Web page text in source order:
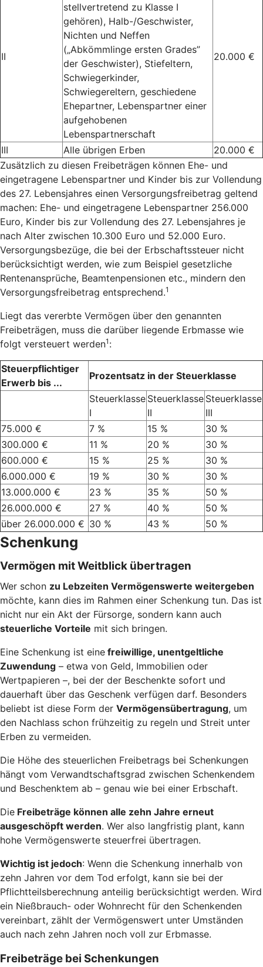
II
stellvertretend zu Klasse I
gehören), Halb-/Geschwister,
Nichten und Neffen
(„Abkömmlinge ersten Grades”
der Geschwister), Stiefeltern,
Schwiegerkinder,
Schwiegereltern, geschiedene
Ehepartner, Lebenspartner einer
aufgehobenen
Lebenspartnerschaft
20.000 €
III Alle übrigen Erben
20.000 €
Zusätzlich zu diesen Freibeträgen können Ehe- und
eingetragene Lebenspartner und Kinder bis zur Vollendung
des 27. Lebensjahres einen Versorgungsfreibetrag geltend
machen: Ehe- und eingetragene Lebenspartner 256.000
Euro, Kinder bis zur Vollendung des 27. Lebensjahres je
nach Alter zwischen 10.300 Euro und 52.000 Euro.
Versorgungsbezüge, die bei der Erbschaftssteuer nicht
berücksichtigt werden, wie zum Beispiel gesetzliche
Rentenansprüche, Beamtenpensionen etc., mindern den
Versorgungsfreibetrag entsprechend.1
Liegt das vererbte Vermögen über den genannten
Freibeträgen, muss die darüber liegende Erbmasse wie
folgt versteuert werden1 :
Steuerpflichtiger
Erwerb bis ...
Prozentsatz in der Steuerklasse
Steuerklasse
I
Steuerklasse
II
Steuerklasse
III
75.000 €
7 % 15 %
30 %
300.000 €
11 % 20 %
30 %
600.000 €
15 % 25 %
30 %
6.000.000 €
19 % 30 %
30 %
13.000.000 €
23 % 35 %
50 %
26.000.000 €
27 % 40 %
50 %
über 26.000.000 € 30 % 43 % 50 %
Schenkung
Vermögen mit Weitblick übertragen
Wer schon zu Lebzeiten Vermögenswerte weitergeben
möchte, kann dies im Rahmen einer Schenkung tun. Das ist
nicht nur ein Akt der Fürsorge, sondern kann auch
steuerliche Vorteile mit sich bringen.
Eine Schenkung ist eine freiwillige, unentgeltliche
Zuwendung – etwa von Geld, Immobilien oder
Wertpapieren –, bei der der Beschenkte sofort und
dauerhaft über das Geschenk verfügen darf. Besonders
beliebt ist diese Form der Vermögensübertragung, um
den Nachlass schon frühzeitig zu regeln und Streit unter
Erben zu vermeiden.
Die Höhe des steuerlichen Freibetrags bei Schenkungen
hängt vom Verwandtschaftsgrad zwischen Schenkendem
und Beschenktem ab – genau wie bei einer Erbschaft.
Die Freibeträge können alle zehn Jahre erneut
ausgeschöpft werden. Wer also langfristig plant, kann
hohe Vermögenswerte steuerfrei übertragen.
Wichtig ist jedoch: Wenn die Schenkung innerhalb von
zehn Jahren vor dem Tod erfolgt, kann sie bei der
Pflichtteilsberechnung anteilig berücksichtigt werden. Wird
ein Nießbrauch- oder Wohnrecht für den Schenkenden
vereinbart, zählt der Vermögenswert unter Umständen
auch nach zehn Jahren noch voll zur Erbmasse.
Freibeträge bei Schenkungen